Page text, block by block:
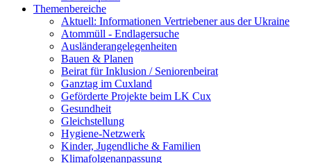
Themenbereiche
Aktuell: Informationen Vertriebener aus der Ukraine
Atommüll - Endlagersuche
Ausländerangelegenheiten
Bauen & Planen
Beirat für Inklusion / Seniorenbeirat
Ganztag im Cuxland
Geförderte Projekte beim LK Cux
Gesundheit
Gleichstellung
Hygiene-Netzwerk
Kinder, Jugendliche & Familien
Klimafolgenanpassung